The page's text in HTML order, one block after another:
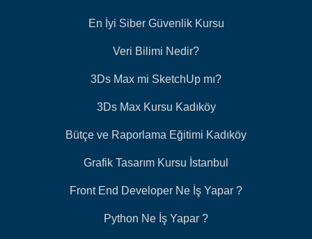
En İyi Siber Güvenlik Kursu
Veri Bilimi Nedir?
3Ds Max mi SketchUp mı?
3Ds Max Kursu Kadıköy
Bütçe ve Raporlama Eğitimi Kadıköy
Grafik Tasarım Kursu İstanbul
Front End Developer Ne İş Yapar ?
Python Ne İş Yapar ?